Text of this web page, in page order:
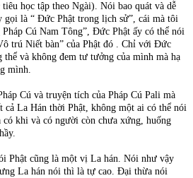
học tập theo Ngài). Nói bao quát và dễ
gọi là “ Đức Phật trong lịch sử”, cái mà tôi
Cú Nam Tông”, Đức Phật ấy có thể nói
trú Niết bàn” của Phật đó . Chỉ với Đức
thể và không đem tư tưởng của mình mà hạ
mình.
Cú và truyện tích của Pháp Cú Pali mà
cả La Hán thời Phật, không một ai có thể nói
có khi và có người còn chưa xứng, huống
Phật cũng là một vị La hán. Nói như vậy
La hán nói thì là tự cao. Đại thừa nói